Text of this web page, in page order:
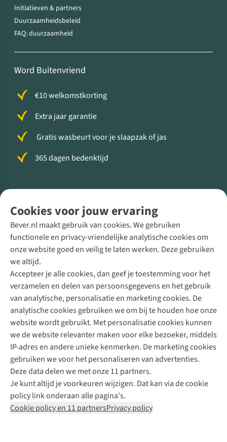
Cookies voor jouw ervaring
Bever.nl maakt gebruik van cookies. We gebruiken
functionele en privacy-vriendelijke analytische cookies om
onze website goed en veilig te laten werken. Deze gebruiken
we altijd.
Accepteer je alle cookies, dan geef je toestemming voor het
verzamelen en delen van persoonsgegevens en het gebruik
van analytische, personalisatie en marketing cookies. De
analytische cookies gebruiken we om bij te houden hoe onze
website wordt gebruikt. Met personalisatie cookies kunnen
we de website relevanter maken voor elke bezoeker, middels
IP-adres en andere unieke kenmerken. De marketing cookies
gebruiken we voor het personaliseren van advertenties.
Deze data delen we met onze 11 partners.
Je kunt altijd je voorkeuren wijzigen. Dat kan via de cookie
policy link onderaan alle pagina's.
Cookie policy en 11 partnersPrivacy policy
Initiatieven & partners
Duurzaamheidsbeleid
FAQ: duurzaamheid
Word Buitenvriend
€10 welkomstkorting
Extra jaar garantie
Gratis wasbeurt voor je slaapzak of jas
365 dagen bedenktijd
Direct advies van een Buitenexpert
+31 (0)85 888 50 88
+31 6 12 28 49 80
Contactformulier